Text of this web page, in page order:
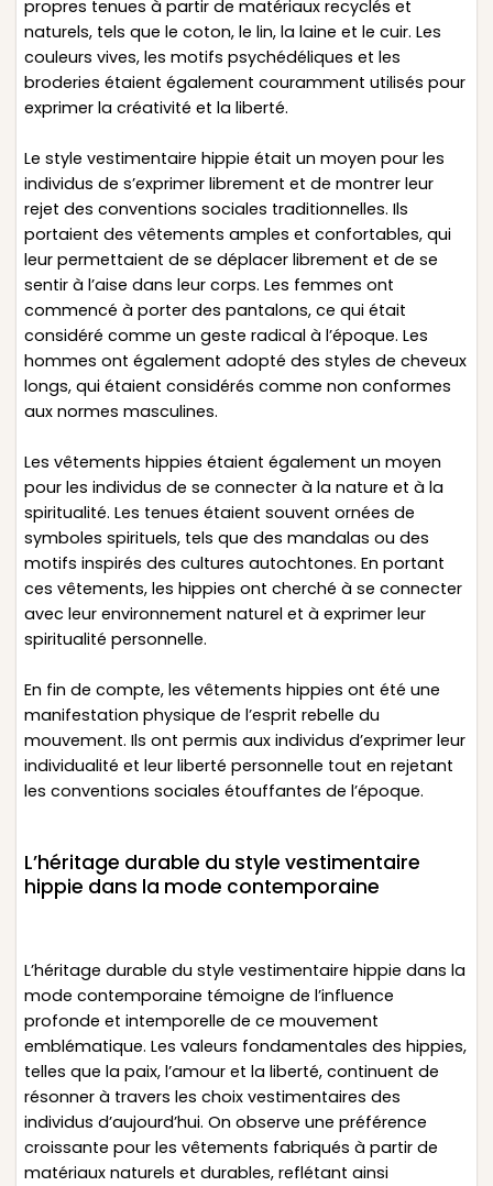
propres tenues à partir de matériaux recyclés et
naturels, tels que le coton, le lin, la laine et le cuir. Les
couleurs vives, les motifs psychédéliques et les
broderies étaient également couramment utilisés pour
exprimer la créativité et la liberté.
Le style vestimentaire hippie était un moyen pour les
individus de s’exprimer librement et de montrer leur
rejet des conventions sociales traditionnelles. Ils
portaient des vêtements amples et confortables, qui
leur permettaient de se déplacer librement et de se
sentir à l’aise dans leur corps. Les femmes ont
commencé à porter des pantalons, ce qui était
considéré comme un geste radical à l’époque. Les
hommes ont également adopté des styles de cheveux
longs, qui étaient considérés comme non conformes
aux normes masculines.
Les vêtements hippies étaient également un moyen
pour les individus de se connecter à la nature et à la
spiritualité. Les tenues étaient souvent ornées de
symboles spirituels, tels que des mandalas ou des
motifs inspirés des cultures autochtones. En portant
ces vêtements, les hippies ont cherché à se connecter
avec leur environnement naturel et à exprimer leur
spiritualité personnelle.
En fin de compte, les vêtements hippies ont été une
manifestation physique de l’esprit rebelle du
mouvement. Ils ont permis aux individus d’exprimer leur
individualité et leur liberté personnelle tout en rejetant
les conventions sociales étouffantes de l’époque.
L’héritage durable du style vestimentaire
hippie dans la mode contemporaine
L’héritage durable du style vestimentaire hippie dans la
mode contemporaine témoigne de l’influence
profonde et intemporelle de ce mouvement
emblématique. Les valeurs fondamentales des hippies,
telles que la paix, l’amour et la liberté, continuent de
résonner à travers les choix vestimentaires des
individus d’aujourd’hui. On observe une préférence
croissante pour les vêtements fabriqués à partir de
matériaux naturels et durables, reflétant ainsi